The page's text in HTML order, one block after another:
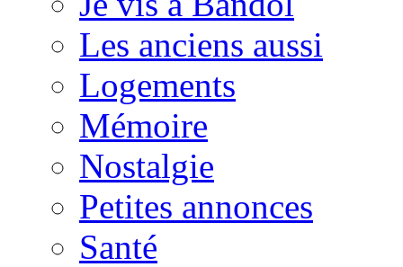
Les anciens aussi
Logements
Mémoire
Nostalgie
Petites annonces
Santé